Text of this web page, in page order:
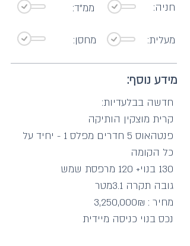
ממ"ד: חניה:
מחסן: מעלית:
מידע נוסף:
חדשה בבלעדיות:
קרית מוצקין הותיקה
פנטהאוס 5 חדרים מפלס 1 - יחיד על
כל הקומה
130 בנוי+ 120 מרפסת שמש
גובה תקרה 3.1מטר
מחיר : 3,250,000₪
נכס בנוי כניסה מיידית